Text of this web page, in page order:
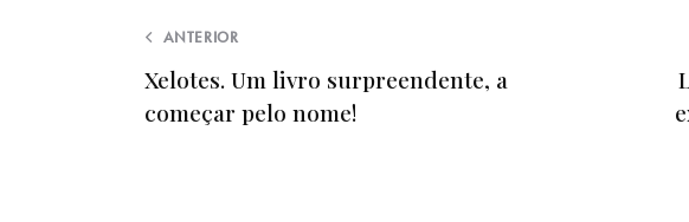
ANTERIOR
Xelotes. Um livro surpreendente, a
começar pelo nome!